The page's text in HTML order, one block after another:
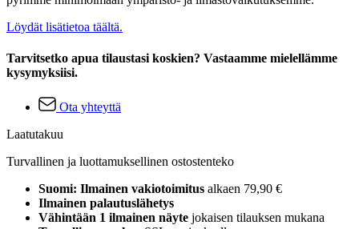
Löydät lisätietoa täältä.
Tarvitsetko apua tilaustasi koskien? Vastaamme mielellämme
kysymyksiisi.
Ota yhteyttä
Laatutakuu
Turvallinen ja luottamuksellinen ostostenteko
Suomi: Ilmainen vakiotoimitus alkaen 79,90 €
Ilmainen palautuslähetys
Vähintään 1 ilmainen näyte jokaisen tilauksen mukana